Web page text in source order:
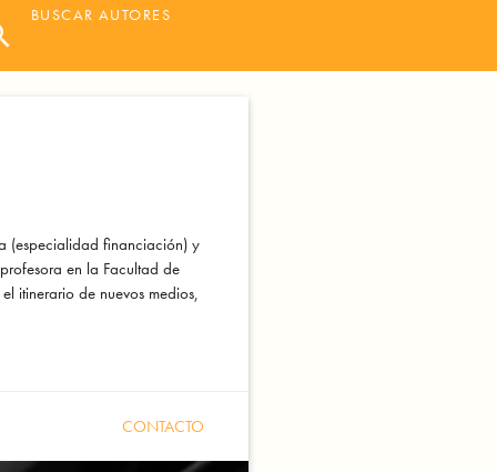
(especialidad financiación) y
en la Facultad de
itinerario de nuevos medios,
CONTACTO